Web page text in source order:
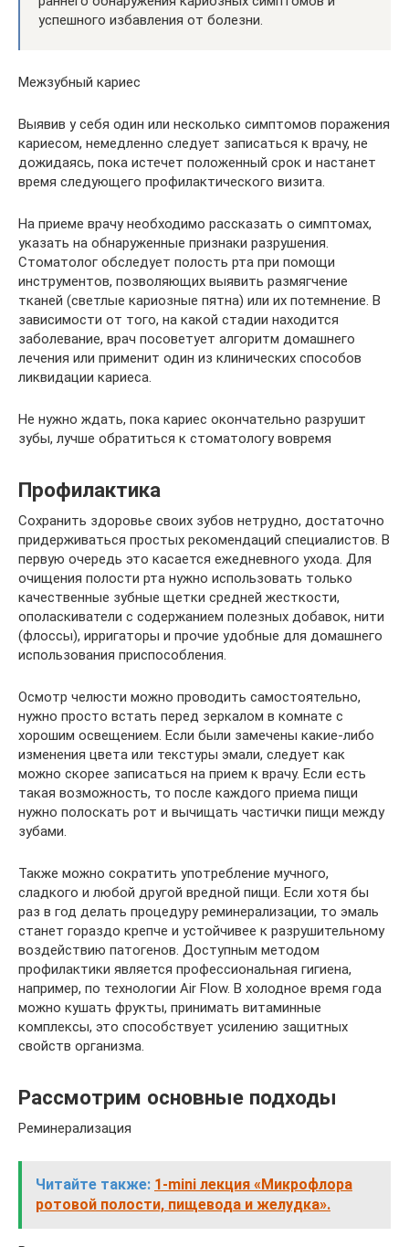
успешного избавления от болезни.
Межзубный кариес
Выявив у себя один или несколько симптомов поражения
кариесом, немедленно следует записаться к врачу, не
дожидаясь, пока истечет положенный срок и настанет
время следующего профилактического визита.
На приеме врачу необходимо рассказать о симптомах,
указать на обнаруженные признаки разрушения.
Стоматолог обследует полость рта при помощи
инструментов, позволяющих выявить размягчение
тканей (светлые кариозные пятна) или их потемнение. В
зависимости от того, на какой стадии находится
заболевание, врач посоветует алгоритм домашнего
лечения или применит один из клинических способов
ликвидации кариеса.
Не нужно ждать, пока кариес окончательно разрушит
зубы, лучше обратиться к стоматологу вовремя
Профилактика
Сохранить здоровье своих зубов нетрудно, достаточно
придерживаться простых рекомендаций специалистов. В
первую очередь это касается ежедневного ухода. Для
очищения полости рта нужно использовать только
качественные зубные щетки средней жесткости,
ополаскиватели с содержанием полезных добавок, нити
(флоссы), ирригаторы и прочие удобные для домашнего
использования приспособления.
Осмотр челюсти можно проводить самостоятельно,
нужно просто встать перед зеркалом в комнате с
хорошим освещением. Если были замечены какие-либо
изменения цвета или текстуры эмали, следует как
можно скорее записаться на прием к врачу. Если есть
такая возможность, то после каждого приема пищи
нужно полоскать рот и вычищать частички пищи между
зубами.
Также можно сократить употребление мучного,
сладкого и любой другой вредной пищи. Если хотя бы
раз в год делать процедуру реминерализации, то эмаль
станет гораздо крепче и устойчивее к разрушительному
воздействию патогенов. Доступным методом
профилактики является профессиональная гигиена,
например, по технологии Air Flow. В холодное время года
можно кушать фрукты, принимать витаминные
комплексы, это способствует усилению защитных
свойств организма.
Рассмотрим основные подходы
Реминерализация
Читайте также: 1-mini лекция «Микрофлора
ротовой полости, пищевода и желудка».